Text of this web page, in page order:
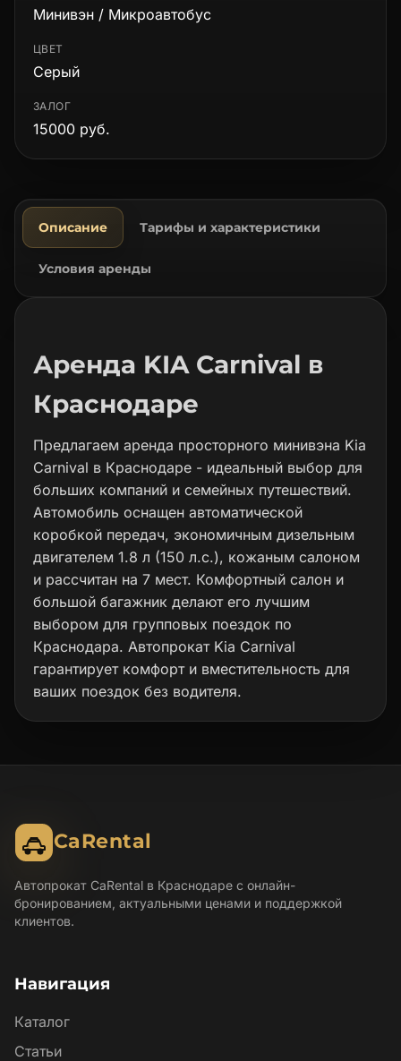
Минивэн / Микроавтобус
ЦВЕТ
Серый
ЗАЛОГ
15000 руб.
Описание Тарифы и характеристики
Условия аренды
Аренда KIA Carnival в
Краснодаре
Предлагаем аренда просторного минивэна Kia
Carnival в Краснодаре - идеальный выбор для
больших компаний и семейных путешествий.
Автомобиль оснащен автоматической
коробкой передач, экономичным дизельным
двигателем 1.8 л (150 л.с.), кожаным салоном
и рассчитан на 7 мест. Комфортный салон и
большой багажник делают его лучшим
выбором для групповых поездок по
Краснодара. Автопрокат Kia Carnival
гарантирует комфорт и вместительность для
ваших поездок без водителя.
CaRental
Автопрокат CaRental в Краснодаре с онлайн-
бронированием, актуальными ценами и поддержкой
клиентов.
Навигация
Каталог
Статьи